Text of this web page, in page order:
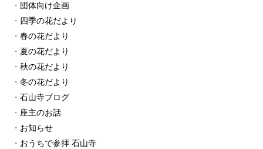
団体向け企画
四季の花だより
春の花だより
夏の花だより
秋の花だより
冬の花だより
石山寺ブログ
座主のお話
お知らせ
おうちで参拝 石山寺